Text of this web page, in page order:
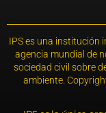
IPS es una institución
agencia mundial de
sociedad civil sobre
ambiente.